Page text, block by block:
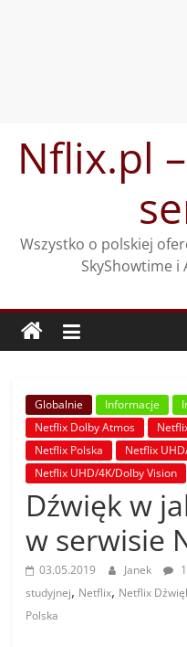
treściNflix.pl
Wszystko o polskiej
SkyShowtime i
Globalnie Informacje
Netflix Dolby Atmos
Netflix Polska
Netflix
Netflix UHD/4K/Dolby Vision
Dźwięk w
w serwisie
03.05.2019 Janek
studyjnej, Netflix, Netflix
Polska